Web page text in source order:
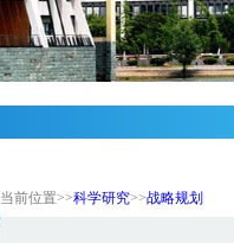
当前位置>>科学研究>>战略规划